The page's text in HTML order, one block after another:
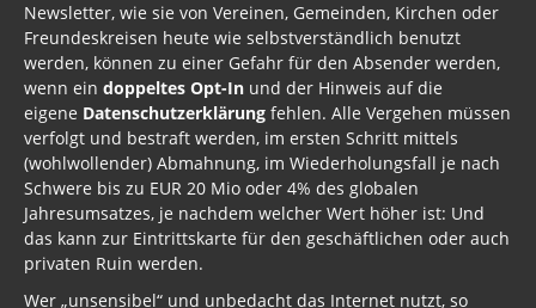
Newsletter, wie sie von Vereinen, Gemeinden, Kirchen oder
Freundeskreisen heute wie selbstverständlich benutzt
werden, können zu einer Gefahr für den Absender werden,
wenn ein doppeltes Opt-In und der Hinweis auf die
eigene Datenschutzerklärung fehlen. Alle Vergehen müssen
verfolgt und bestraft werden, im ersten Schritt mittels
(wohlwollender) Abmahnung, im Wiederholungsfall je nach
Schwere bis zu EUR 20 Mio oder 4% des globalen
Jahresumsatzes, je nachdem welcher Wert höher ist: Und
das kann zur Eintrittskarte für den geschäftlichen oder auch
privaten Ruin werden.
Wer „unsensibel“ und unbedacht das Internet nutzt, so